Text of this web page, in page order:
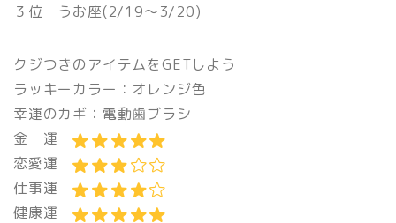
３位 うお座(2/19〜3/20)
クジつきのアイテムをGETしよう
ラッキーカラー：オレンジ色
幸運のカギ：電動歯ブラシ
金 運
恋愛運
仕事運
健康運